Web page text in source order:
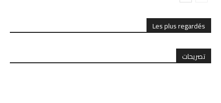
Les plus regardés
تصريحات